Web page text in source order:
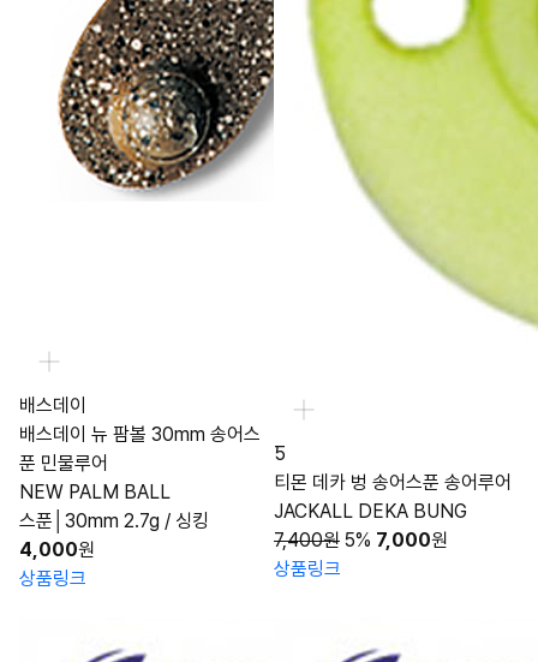
배스데이
배스데이 뉴 팜볼 30mm 송어스
푼 민물루어
NEW PALM BALL
스푼│30mm 2.7g / 싱킹
4,000원
상품링크
Ƽ
티몬 데카 벙 송어스푼 송어루어
JACKALL DEKA BUNG
7,400원 5% 7,000원
상품링크